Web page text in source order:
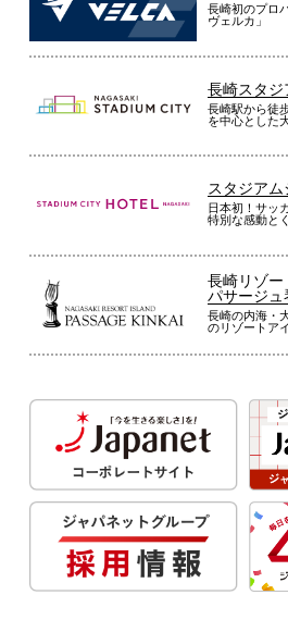
長崎初のプロ
ヴェルカ」
長崎スタジ
長崎駅から徒
を中心とした
スタジア
日本初！サッ
特別な感動と
長崎リゾー
パサージュ
長崎の内海・
のリゾートア